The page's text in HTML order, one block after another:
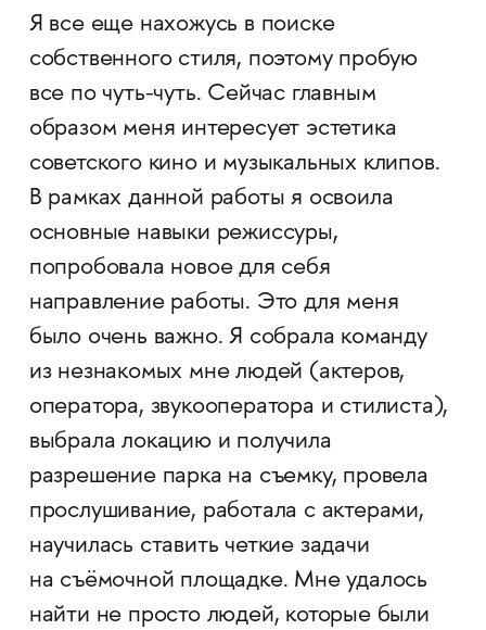
Я все еще нахожусь в поиске
собственного стиля, поэтому пробую
все по чуть-чуть. Сейчас главным
образом меня интересует эстетика
советского кино и музыкальных клипов.
В рамках данной работы я освоила
основные навыки режиссуры,
попробовала новое для себя
направление работы. Это для меня
было очень важно. Я собрала команду
из незнакомых мне людей (актеров,
оператора, звукооператора и стилиста),
выбрала локацию и получила
разрешение парка на съемку, провела
прослушивание, работала с актерами,
научилась ставить четкие задачи
на съёмочной площадке. Мне удалось
найти не просто людей, которые были